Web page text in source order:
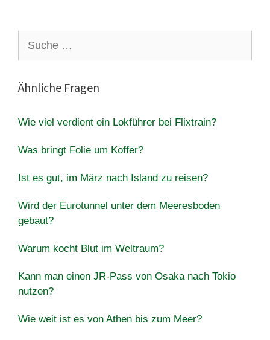
nach:
Ähnliche Fragen
Wie viel verdient ein Lokführer bei Flixtrain?
Was bringt Folie um Koffer?
Ist es gut, im März nach Island zu reisen?
Wird der Eurotunnel unter dem Meeresboden
gebaut?
Warum kocht Blut im Weltraum?
Kann man einen JR-Pass von Osaka nach Tokio
nutzen?
Wie weit ist es von Athen bis zum Meer?